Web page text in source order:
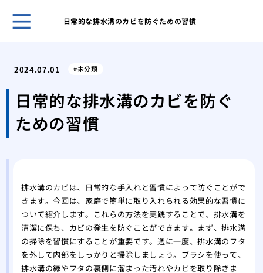
日常的な排水溝のカビを防ぐための習慣
受
2024.07.01 未分類
日常的な排水溝のカビを防ぐ
ための習慣
排水溝のカビは、日常的な手入れと習慣によって防ぐことがで
きます。今回は、家庭で簡単に取り入れられる効果的な習慣に
ついて紹介します。これらの方法を実践することで、排水溝を
清潔に保ち、カビの発生を防ぐことができます。まず、排水溝
の掃除を習慣にすることが重要です。週に一度、排水溝のフタ
を外して内部をしっかりと掃除しましょう。ブラシを使って、
排水溝の縁やフタの裏側に溜まった汚れやカビを取り除きま